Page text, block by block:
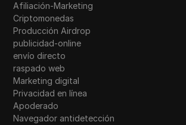
Afiliación-Marketing
Criptomonedas
Producción Airdrop
publicidad-online
envío directo
raspado web
Marketing digital
Privacidad en línea
Apoderado
Navegador antidetección